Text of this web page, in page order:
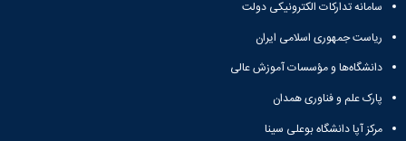
سامانه تدارکات الکترونیکی دولت
ریاست جمهوری اسلامی ایران
دانشگاه‌ها و مؤسسات آموزش عالی
پارک علم و فناوری همدان
مرکز آپا دانشگاه بوعلی سینا